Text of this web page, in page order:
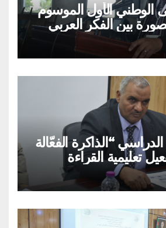
الوطني الأول الموسوم
بين الفكر العربي
الغربي: من
إلى الممارسة
الدراسي “الذاكرة الفعّالة
تعليمية القراءة
التصويرية”